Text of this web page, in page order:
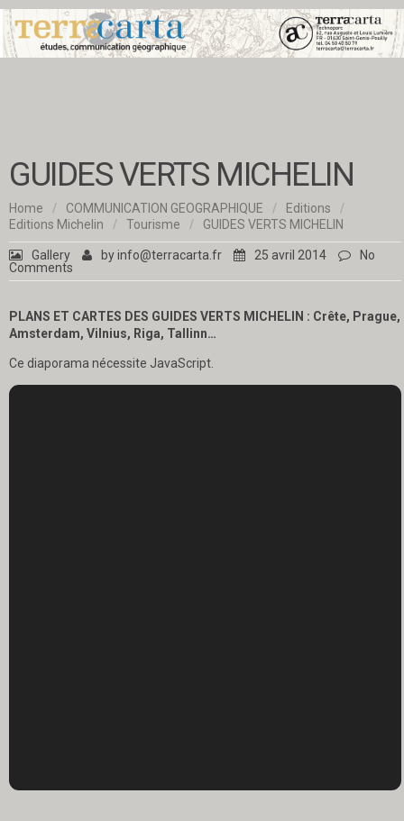
GUIDES VERTS MICHELIN
Home / COMMUNICATION GEOGRAPHIQUE / Editions
/
Editions Michelin
/ Tourisme / GUIDES VERTS MICHELIN
Gallery byinfo@terracarta.fr 25 avril 2014
No
Comments
PLANS ET CARTES DES GUIDES VERTS MICHELIN : Crête, Prague,
Amsterdam, Vilnius, Riga, Tallinn…
Ce diaporama nécessite JavaScript.